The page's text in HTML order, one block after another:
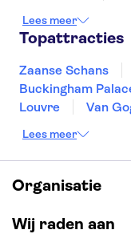
Den Haag
Haarlem
Leiden
Lees meer
Topattracties
Zaanse Schans
Buckingham
Louvre
Van
Tower of London
Moulin Rouge
Edinburgh Castle
Alhambra
Lees meer
Organisatie
Wij raden aan